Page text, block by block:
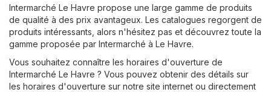
Intermarché Le Havre propose une large gamme de produits
de qualité à des prix avantageux. Les catalogues regorgent de
produits intéressants, alors n'hésitez pas et découvrez toute la
gamme proposée par Intermarché à Le Havre.
Vous souhaitez connaître les horaires d'ouverture de
Intermarché Le Havre ? Vous pouvez obtenir des détails sur
les horaires d'ouverture sur notre site internet ou directement